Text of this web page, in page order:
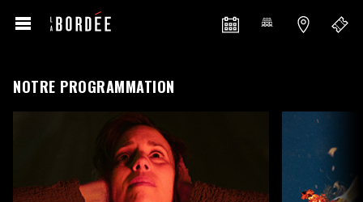
NOTRE PROGRAMMATION